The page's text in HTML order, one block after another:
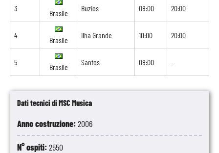
Dati tecnici di MSC Musica
Anno costruzione:2006
N° ospiti:2550
3
Brasile
Buzios 08:00 20:00
4
Brasile
Ilha Grande 10:00 20:00
5
Brasile
Santos 08:00 -